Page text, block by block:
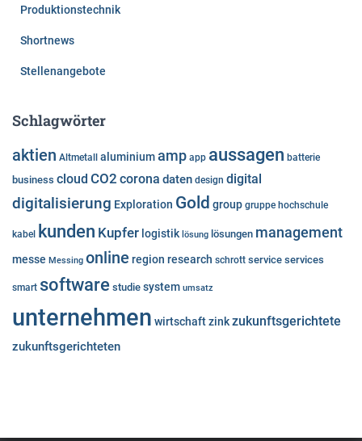
Produktionstechnik
Shortnews
Stellenangebote
Schlagwörter
aktien Altmetall aluminiumamp app aussagen batterie
business cloud CO2 corona daten design digital
digitalisierung Exploration Gold group gruppe hochschule
kabel kunden Kupfer logistik lösung lösungen management
messe Messing online region research schrott service services
smart software studie system umsatz
unternehmen wirtschaftzinkzukunftsgerichtete
zukunftsgerichteten